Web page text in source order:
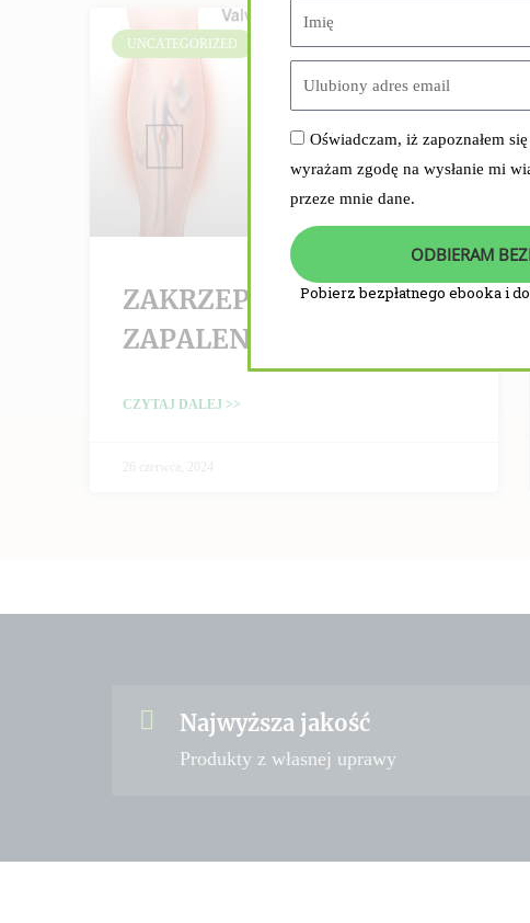
UNCATEGORIZED
ZAKRZEPICA /
ZAPALENIE ŻYŁ
CZYTAJ DALEJ >>
26 czerwca, 2024
Najwyższa jakość
Produkty z własnej uprawy
Oświadczam, iż zapoznałem
wyrażam zgodę na wysłanie mi
przeze mnie dane.
ODBIERAM
Pobierz bezpłatnego ebooka i